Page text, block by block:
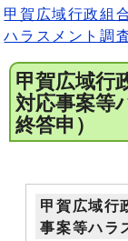
甲賀広域行政組
ハラスメント調
甲賀広域行
対応事案等
終答申）
甲賀広域行
事案等ハラ